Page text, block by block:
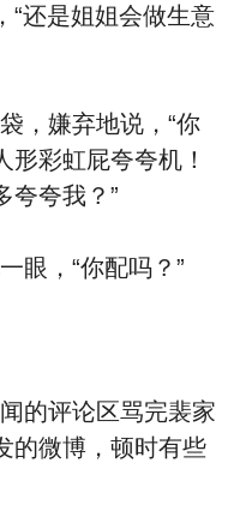
“还是姐姐会做生意
嫌弃地说，“你
彩虹屁夸夸机！
夸夸我？”
，“你配吗？”
评论区骂完裴家
的微博，顿时有些